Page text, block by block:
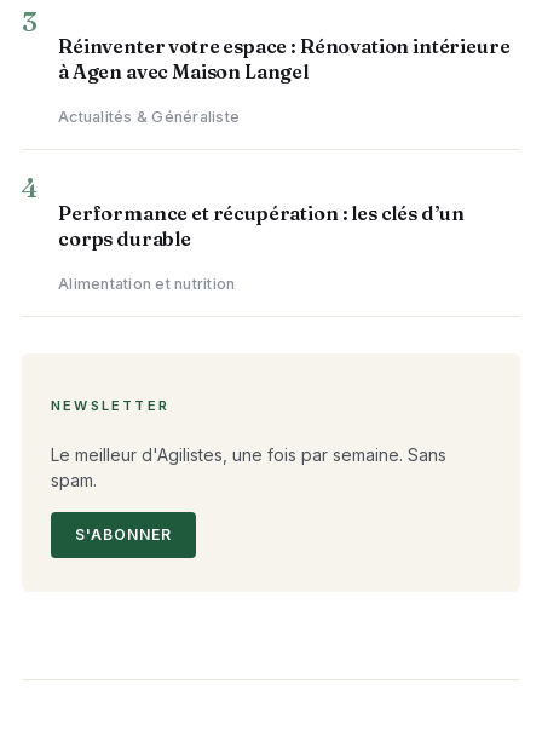
3
Réinventer votre espace : Rénovation intérieure
à Agen avec Maison Langel
Actualités & Généraliste
4
Performance et récupération : les clés d’un
corps durable
Alimentation et nutrition
NEWSLETTER
Le meilleur d'Agilistes, une fois par semaine. Sans
spam.
S'ABONNER